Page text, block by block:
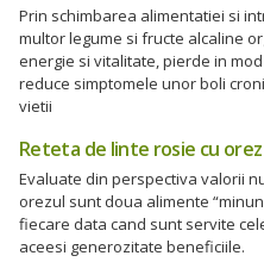
Prin schimbarea alimentatiei si
multor legume si fructe alcaline
energie si vitalitate, pierde in
reduce simptomele unor boli
vietii
Reteta de linte rosie cu orez
Evaluate din perspectiva valorii
orezul sunt doua alimente
fiecare data cand sunt servite
aceesi generozitate beneficiile.